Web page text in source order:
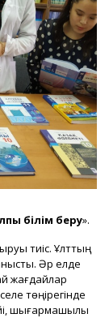
білім беру».
тиіс. Ұлттың
Әр елде
жағдайлар
төңірегінде
шығармашылық